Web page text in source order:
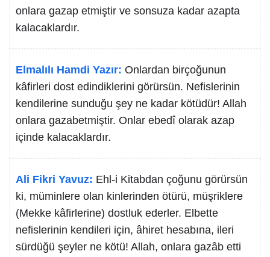
onlara gazap etmiştir ve sonsuza kadar azapta
kalacaklardır.
Elmalılı Hamdi Yazır: Onlardan birçoğunun
kâfirleri dost edindiklerini görürsün. Nefislerinin
kendilerine sunduğu şey ne kadar kötüdür! Allah
onlara gazabetmiştir. Onlar ebedî olarak azap
içinde kalacaklardır.
Ali Fikri Yavuz: Ehl-i Kitabdan çoğunu görürsün
ki, müminlere olan kinlerinden ötürü, müşriklere
(Mekke kâfirlerine) dostluk ederler. Elbette
nefislerinin kendileri için, âhiret hesabına, ileri
sürdüğü şeyler ne kötü! Allah, onlara gazâb etti